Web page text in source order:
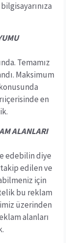
Temamız
Maksimum
en
ALANLARI
edebilin diye
edilen ve
için
bu reklam
üzerinden
alanları